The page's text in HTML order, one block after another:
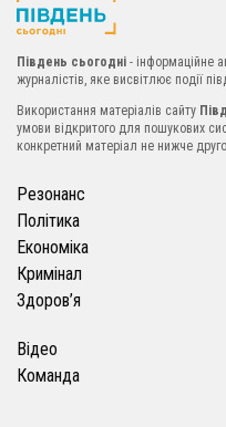
Південь сьогодні - інформаційне
журналістів, яке висвітлює події
Використання матеріалів сайту
умови відкритого для пошукових
конкретний матеріал не нижче
Резонанс
Політика
Економіка
Кримінал
Здоров’я
Відео
Команда